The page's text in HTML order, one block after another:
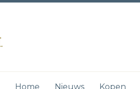
Home Nieuws Kopen